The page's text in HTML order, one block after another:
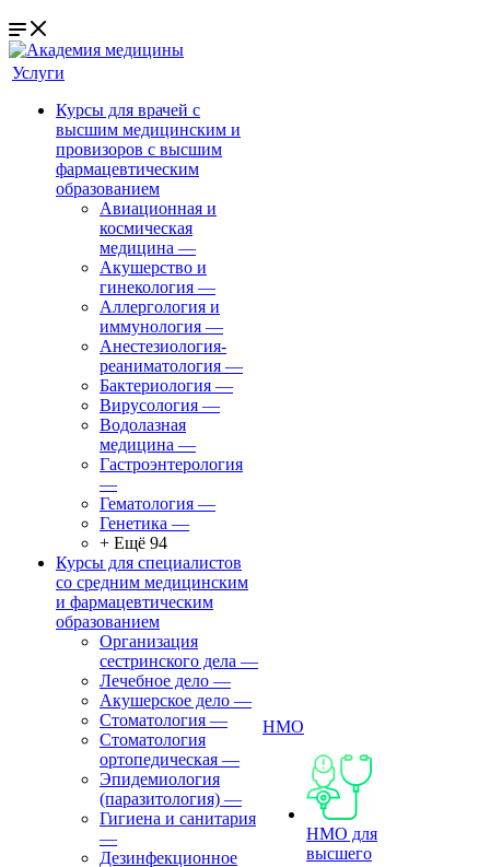
Услуги
Курсы для врачей с
высшим медицинским и
провизоров с высшим
фармацевтическим
образованием
Авиационная и
космическая
медицина —
Акушерство и
гинекология —
Аллергология и
иммунология —
Анестезиология-
реаниматология —
Бактериология —
Вирусология —
Водолазная
медицина —
Гастроэнтерология
—
Гематология —
Генетика —
+ Ещё 94
Курсы для специалистов
со средним медицинским
и фармацевтическим
образованием
Организация
сестринского дела —
Лечебное дело —
Акушерское дело —
Стоматология —
Стоматология
ортопедическая —
Эпидемиология
(паразитология) —
Гигиена и санитария
—
Дезинфекционное
НМО
НМО для
высшего